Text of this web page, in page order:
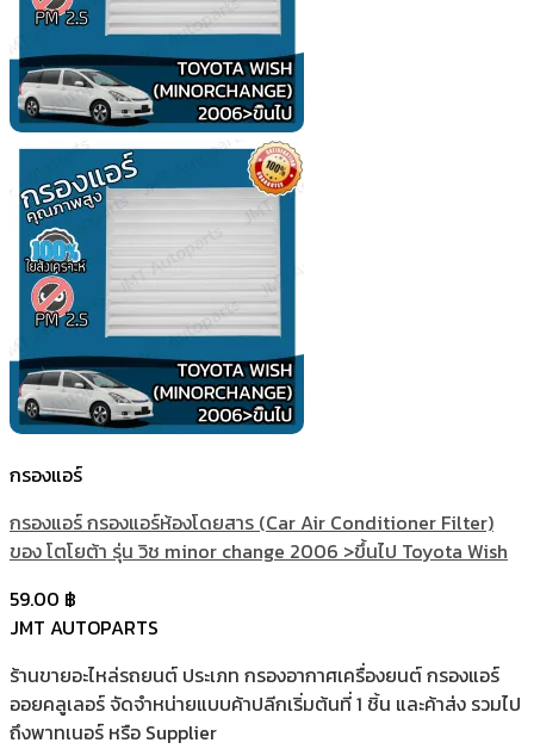
กรองแอร์
กรองแอร์ กรองแอร์ห้องโดยสาร (Car Air Conditioner Filter)
ของ โตโยต้า รุ่น วิช minor change 2006 >ขึ้นไป Toyota Wish
59.00 ฿
JMT AUTOPARTS
ร้านขายอะไหล่รถยนต์ ประเภท กรองอากาศเครื่องยนต์ กรองแอร์
ออยคลูเลอร์ จัดจำหน่ายแบบค้าปลีกเริ่มต้นที่ 1 ชิ้น และค้าส่ง รวมไป
ถึงพาทเนอร์ หรือ Supplier